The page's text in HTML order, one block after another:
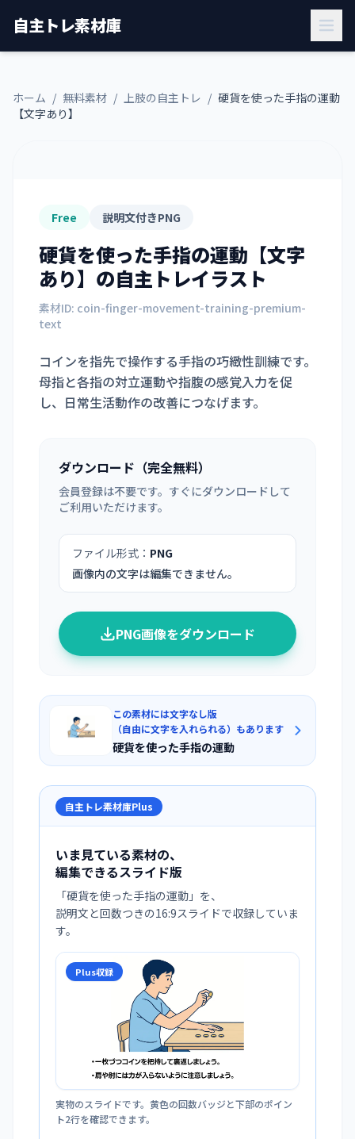
自主トレ素材庫
ホーム / 無料素材 / 上肢の自主トレ / 硬貨を使った手指の運動
【文字あり】
Free 説明文付きPNG
硬貨を使った手指の運動【文字
あり】 の自主トレイラスト
素材ID: coin-finger-movement-training-premium-
text
コインを指先で操作する手指の巧緻性訓練です。
母指と各指の対立運動や指腹の感覚入力を促
し、日常生活動作の改善につなげます。
ダウンロード（完全無料）
会員登録は不要です。すぐにダウンロードして
ご利用いただけます。
ファイル形式： PNG
画像内の文字は編集できません。
PNG画像をダウンロード
この素材には文字なし版
（自由に文字を入れられる）もあります
硬貨を使った手指の運動
自主トレ素材庫Plus
いま見ている素材の、
編集できるスライド版
「硬貨を使った手指の運動 」を、
説明文と回数つきの16:9スライドで収録していま
す。
Plus収録
実物のスライドです。黄色の回数バッジと下部のポイン
ト2行を確認できます。